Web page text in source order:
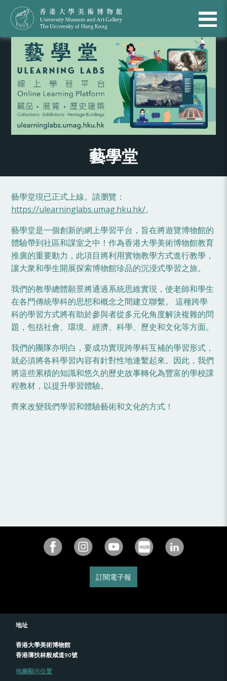
藝學堂
藝學堂現已正式上線。請瀏覽：
https://ulearninglabs.umag.hku.hk/。
藝學堂是一個創新的網上學習平台，旨在將遊覽博物館的
體驗帶到社區和課室之中！作為香港大學美術博物館教育
推廣的重要動力，此項目將利用實物教學方式進行教學，
讓大衆和學生開展探索博物館珍品的沉浸式學習之旅。
我們的教學總體願景將通過系統思維實現，使老師和學生
在各門傳統學科的思想和概念之間建立聯繫。 這種跨學
科的學習方式將有助於參與者從多元化角度解決複雜的問
題，包括社會、環境、經濟、科學、歷史和文化等方面。
我們的團隊亦明白，要成功實現跨學科互補的學習形式，
就必須將各科學習內容有針對性地連繫起來。因此，我們
將這些累積的知識和悠久的歷史故事轉化為豐富的學校課
程教材，以提升學習體驗。
齊來改變我們學習和體驗藝術和文化的方式！
訂閱電子報
地址
香港大學美術博物館
香港薄扶林般咸道90號
地圖顯示位置